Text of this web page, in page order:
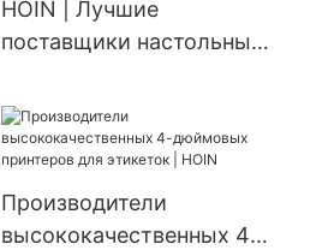
HOIN | Лучшие
поставщики настольных
Производители
высококачественных 4-